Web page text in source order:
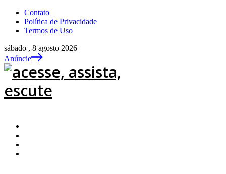
Contato
Política de Privacidade
Termos de Uso
sábado , 8 agosto 2026
Anúncie